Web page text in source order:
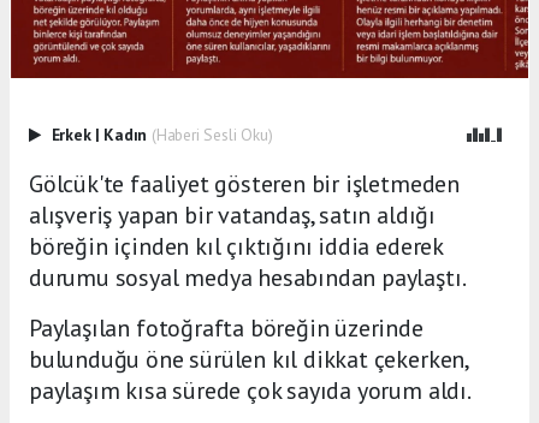
Erkek | Kadın (Haberi Sesli Oku)
Gölcük'te faaliyet gösteren bir işletmeden
alışveriş yapan bir vatandaş, satın aldığı
böreğin içinden kıl çıktığını iddia ederek
durumu sosyal medya hesabından paylaştı.
Paylaşılan fotoğrafta böreğin üzerinde
bulunduğu öne sürülen kıl dikkat çekerken,
paylaşım kısa sürede çok sayıda yorum aldı.